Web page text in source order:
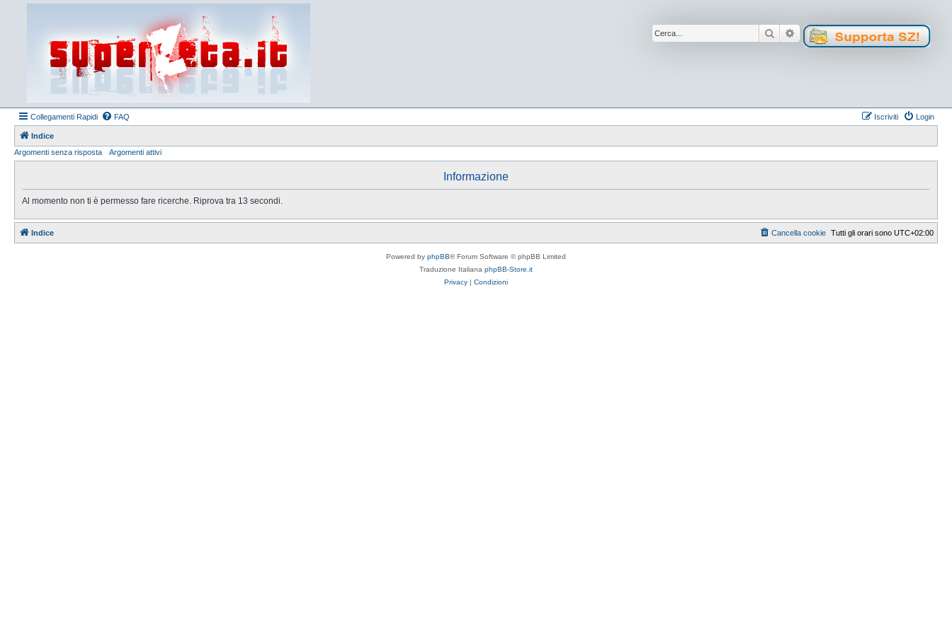
Cerca Ricerca avanzata
Collegamenti Rapidi FAQ Login
Iscriviti
Indice
Argomenti senza risposta
Argomenti attivi
Informazione
Al momento non ti è permesso fare ricerche. Riprova tra 13 secondi.
Indice Tutti gli orari sono UTC+02:00
Cancella cookie
Powered by phpBB® Forum Software © phpBB Limited
Traduzione Italiana phpBB-Store.it
Privacy | Condizioni